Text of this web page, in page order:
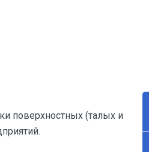
поверхностных (талых и